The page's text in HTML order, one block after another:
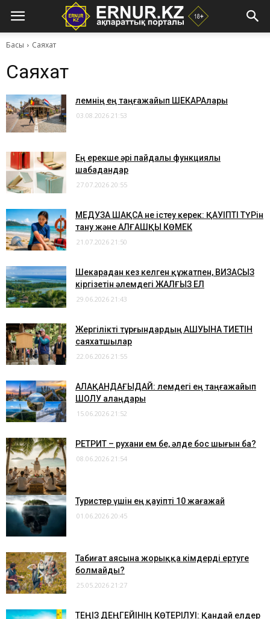
Басы Саяхат
Саяхат
​Әлемнің ең таңғажайып ШЕКАРАлары
03.08.2026 21:53
​Ең ерекше әрі пайдалы функциялы
шабадандар
27.07.2026 20:55
МЕДУЗА ШАҚСА не істеу керек: ҚАУІПТІ ТҮРін
тану және АЛҒАШҚЫ КӨМЕК
21.07.2026 21:50
Шекарадан кез келген құжатпен, ВИЗАСЫЗ
кіргізетін әлемдегі ЖАЛҒЫЗ ЕЛ
29.06.2026 21:43
Жергілікті тұрғындардың АШУЫНА ТИЕТІН
саяхатшылар
22.06.2026 21:55
АЛАҚАНДАҒЫДАЙ: Әлемдегі ең таңғажайып
ШОЛУ алаңдары
15.06.2026 21:52
​РЕТРИТ – рухани ем бе, әлде бос шығын ба?
08.06.2026 21:54
Туристер үшін ең қауіпті 10 жағажай
01.06.2026 20:45
​Табиғат аясына жорыққа кімдерді ертуге
болмайды?
25.05.2026 21:27
​ТЕҢІЗ ДЕҢГЕЙІНІҢ КӨТЕРІЛУІ: Қандай елдер